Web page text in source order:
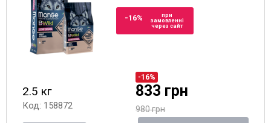
-16%
при
замовленні
через сайт
2.5 кг
Код: 158872
-16%
833 грн
980 грн